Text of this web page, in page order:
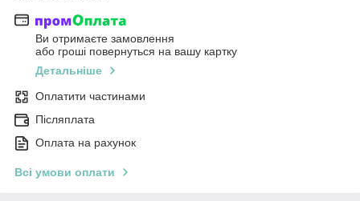
Ви отримаєте замовлення
або гроші повернуться на вашу картку
Детальніше
Оплатити частинами
Післяплата
Оплата на рахунок
Всі умови оплати